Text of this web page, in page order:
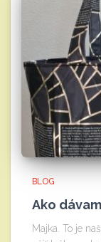
BLOG
Ako
Majka. To je